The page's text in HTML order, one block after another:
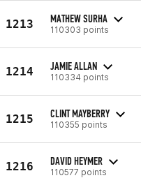
1213 MATHEW SURHA
110303 points
1214 JAMIE ALLAN
110334 points
1215 CLINT MAYBERRY
110355 points
1216 DAVID HEYMER
110577 points